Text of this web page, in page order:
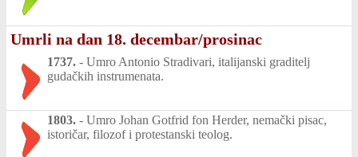
Umrli na dan 18. decembar/prosinac
1737. - Umro Antonio Stradivari, italijanski graditelj
gudačkih instrumenata.
1803. - Umro Johan Gotfrid fon Herder, nemački pisac,
istoričar, filozof i protestanski teolog.